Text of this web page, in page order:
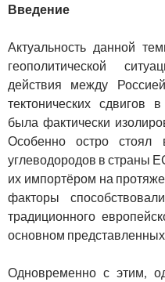
Введение
Актуальность данной
геополитической
действия между
тектонических сдвигов
была фактически
Особенно остро стоял
углеводородов в страны
их импортёром на
факторы
традиционного
основном
Одновременно с этим,